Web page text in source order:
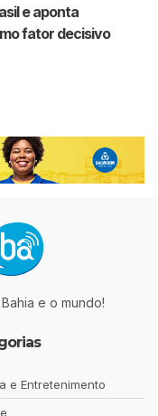
e aponta
fator decisivo
e o mundo!
e Entretenimento